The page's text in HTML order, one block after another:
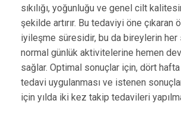
sıkılığı, yoğunluğu ve genel cilt
şekilde artırır. Bu tedaviyi öne çıkaran
iyileşme süresidir, bu da bireylerin her
normal günlük aktivitelerine hemen
sağlar. Optimal sonuçlar için, dört
tedavi uygulanması ve istenen
için yılda iki kez takip tedavileri